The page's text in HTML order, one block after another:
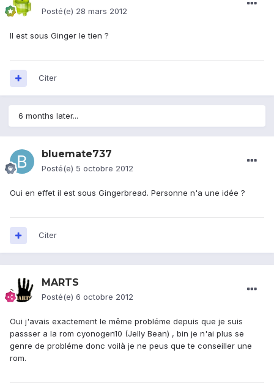
Posté(e) 28 mars 2012
Il est sous Ginger le tien ?
Citer
6 months later...
bluemate737
Posté(e) 5 octobre 2012
Oui en effet il est sous Gingerbread. Personne n'a une idée ?
Citer
MARTS
Posté(e) 6 octobre 2012
Oui j'avais exactement le même probléme depuis que je suis
passser a la rom cyonogen10 (Jelly Bean) , bin je n'ai plus se
genre de probléme donc voilà je ne peus que te conseiller une
rom.